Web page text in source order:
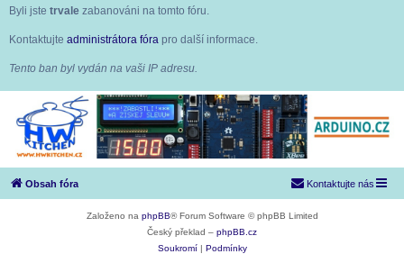
Byli jste trvale zabanováni na tomto fóru.
Kontaktujte administrátora fóra pro další informace.
Tento ban byl vydán na vaši IP adresu.
Obsah fóra Kontaktujte nás
Založeno na phpBB® Forum Software © phpBB Limited
Český překlad – phpBB.cz
Soukromí
Podmínky